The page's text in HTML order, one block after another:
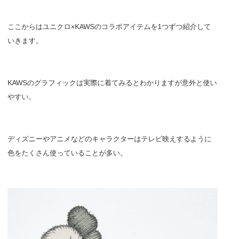
ここからはユニクロ×KAWSのコラボアイテムを1つずつ紹介して
いきます。
KAWSのグラフィックは実際に着てみるとわかりますが意外と使い
やすい。
ディズニーやアニメなどのキャラクターはテレビ映えするように
色をたくさん使っていることが多い。